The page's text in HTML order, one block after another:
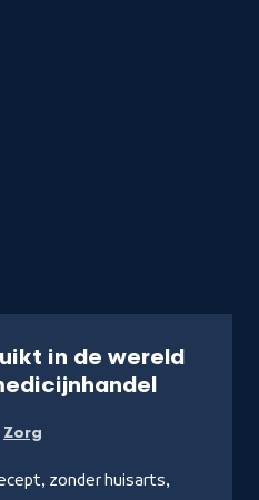
in de wereld
-
Zorg
zonder huisarts,